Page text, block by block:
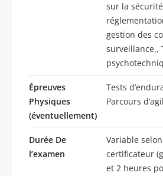
sur la
gestion des
surveillance.,
Épreuves
Physiques
(éventuellement)
Tests
Parcours
Durée De
l’examen
Variable
certificateur
et 2 heures